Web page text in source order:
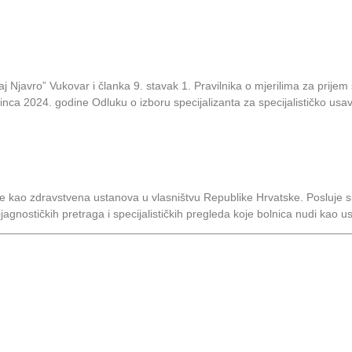
Vukovar i članka 9. stavak 1. Pravilnika o mjerilima za
2024. godine Odluku o izboru specijalizanta za specijalističko
zdravstvena ustanova u vlasništvu Republike Hrvatske.
pretraga i specijalističkih pregleda koje bolnica nudi kao